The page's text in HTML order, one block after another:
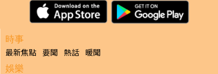
時事
最新焦點 要聞 熱話 暖聞
娛樂